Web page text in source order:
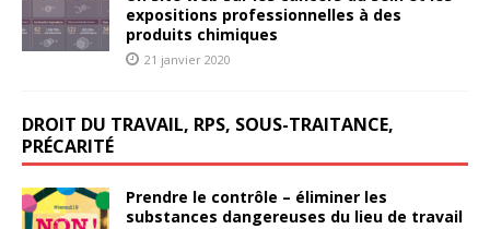
expositions professionnelles à des
produits chimiques
21 janvier 2020
DROIT DU TRAVAIL, RPS, SOUS-TRAITANCE,
PRÉCARITÉ
Prendre le contrôle – éliminer les
substances dangereuses du lieu de travail